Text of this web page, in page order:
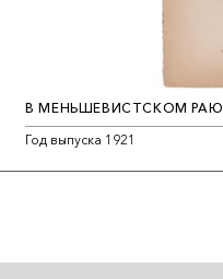
В МЕНЬШЕВИСТСКОМ РАЮ
Год выпуска 1921